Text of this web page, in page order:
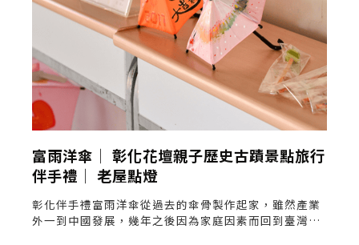
富雨洋傘│ 彰化花壇親子歷史古蹟景點旅行
伴手禮│ 老屋點燈
彰化伴手禮富雨洋傘從過去的傘骨製作起家，雖然產業
外一到中國發展，幾年之後因為家庭因素而回到臺灣，